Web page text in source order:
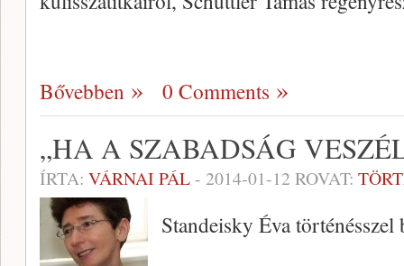
Bővebben 0 Comments
„HA A SZABADSÁG
ÍRTA: VÁRNAI PÁL- 2014-01-12 ROVAT:
Standeisky Éva történésszel